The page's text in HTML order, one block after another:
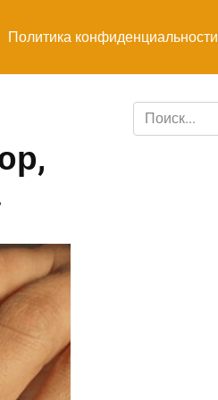
Политика конфиденциальности
Search
for: